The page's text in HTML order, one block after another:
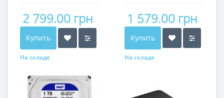
2 799.00 грн
Купить
На складе
1 579.00 грн
Купить
На складе